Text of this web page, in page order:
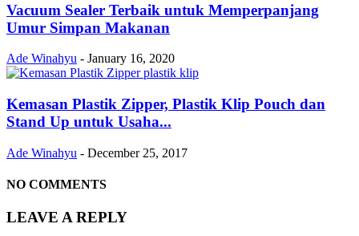
Vacuum Sealer Terbaik untuk Memperpanjang
Umur Simpan Makanan
Ade Winahyu - January 16, 2020
Kemasan Plastik Zipper, Plastik Klip Pouch dan
Stand Up untuk Usaha...
Ade Winahyu - December 25, 2017
NO COMMENTS
LEAVE A REPLY